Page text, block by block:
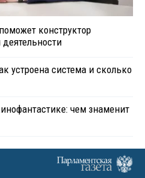
конструктор
устроена система и сколько
чем знаменит